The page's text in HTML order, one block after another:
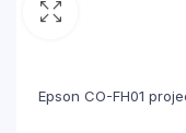
Epson CO-FH01